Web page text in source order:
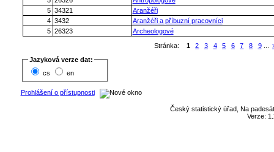
5 34321
Aranžéři
4 3432
Aranžéři a příbuzní pracovníci
5 26323
Archeologové
Stránka:
1 2 3 4 5 6 7 8 9...
Jazyková verze dat:
cs
en
Prohlášení o přístupnosti
Český statistický úřad, Na
Verze: